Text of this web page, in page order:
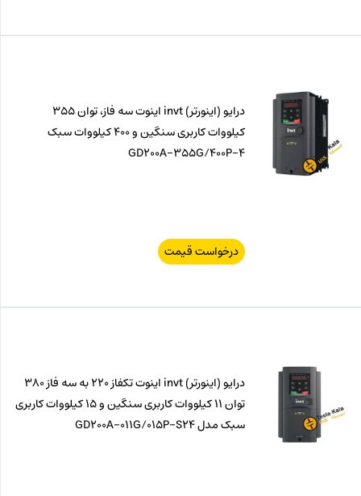
درایو (اینورتر) invt اینوت سه فاز، توان 355
کیلووات کاربری سنگین و 400 کیلووات سبک
GD200A-355G/400P-4
درخواست قیمت
درایو (اینورتر) invt اینوت تکفاز 220 به سه فاز 380
توان 11 کیلووات کاربری سنگین و 15 کیلووات کاربری
سبک مدل GD200A-011G/015P-S24